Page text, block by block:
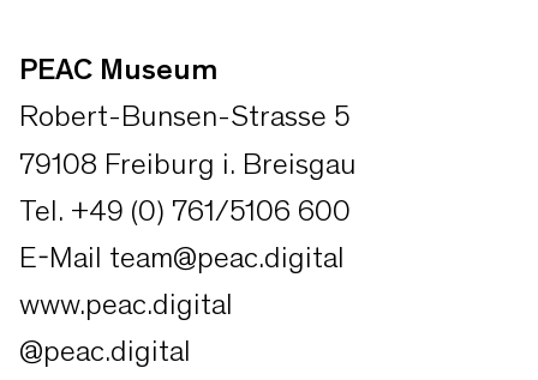
PEAC Museum
Robert-Bunsen-Strasse 5
79108 Freiburg i. Breisgau
Tel. +49 (0) 761/5106 600
E-Mail team@peac.digital
www.peac.digital
@peac.digital